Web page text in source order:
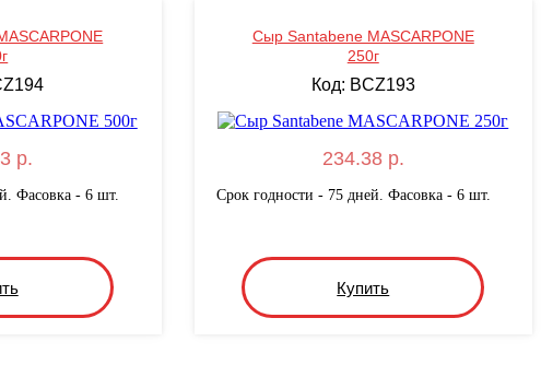
р.
Фасовка - 6 шт.
Сыр Santabene MASCARPONE
250г
Код: BCZ193
234.38 р.
Срок годности - 75 дней. Фасовка - 6 шт.
Купить